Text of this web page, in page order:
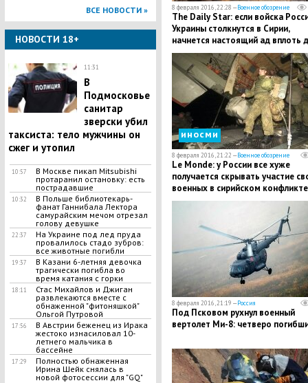
ВСЕ НОВОСТИ »
НОВОСТИ 18+
11:31
В
Подмосковье
санитар
зверски убил
таксиста: тело мужчины он
сжег и утопил
10:57
В Москве пикап Mitsubishi
протаранил остановку: есть
пострадавшие
10:32
В Польше библиотекарь-
фанат Ганнибала Лектора
самурайским мечом отрезал
голову девушке
22:37
На Украине под лед пруда
провалилось стадо зубров:
все животные погибли
19:37
В Казани 6-летняя девочка
трагически погибла во
время катания с горки
18:11
Стас Михайлов и Джиган
развлекаются вместе с
обнаженной "фитоняшкой"
Ольгой Путровой
17:56
В Австрии беженец из Ирака
жестоко изнасиловал 10-
летнего мальчика в
бассейне
17:29
Полностью обнаженная
Ирина Шейк снялась в
новой фотосессии для "GQ"
8 февраля 2016, 22:28 —Военное обозрение
The Daily Star: если войска
Украины столкнутся в Сирии,
начнется настоящий ад вплоть
Третьей мировой
иносми
8 февраля 2016, 21:22 —Военное обозрение
Le Monde: у России все хуже
получается скрывать участие
военных в сирийском конфликте
8 февраля 2016, 21:19 —Россия
Под Псковом рухнул военный
вертолет Ми-8: четверо